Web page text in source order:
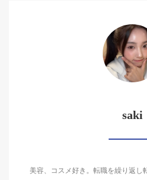
saki
美容、コスメ好き。転職を繰り返し